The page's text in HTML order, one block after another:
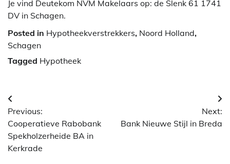
Je vind Deutekom NVM Makelaars op: de Slenk 61 1741
DV in Schagen.
Posted in Hypotheekverstrekkers, Noord Holland,
Schagen
Tagged Hypotheek
Berichtnavigatie
Previous:
Cooperatieve Rabobank
Spekholzerheide BA in
Kerkrade
Next:
Bank Nieuwe Stijl in Breda